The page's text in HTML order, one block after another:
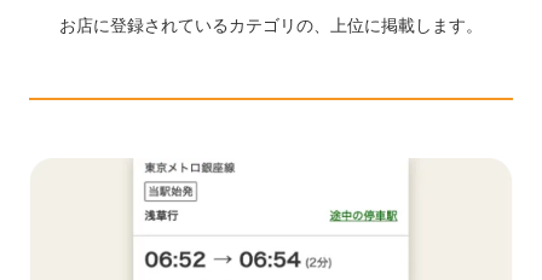
お店に登録されているカテゴリの、上位に掲載します。